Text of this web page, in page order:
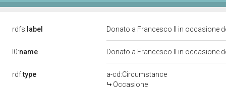
rdfs: label Donato a Francesco II in occasione
l0:name Donato a Francesco II in occasione
rdf:type
a-cd:Circumstance
Occasione